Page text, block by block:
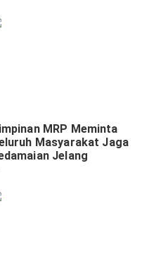
MRP Meminta
Masyarakat Jaga
Jelang
Resmi KPU